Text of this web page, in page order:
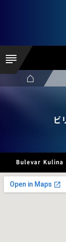
ビ
Bulevar Kulina